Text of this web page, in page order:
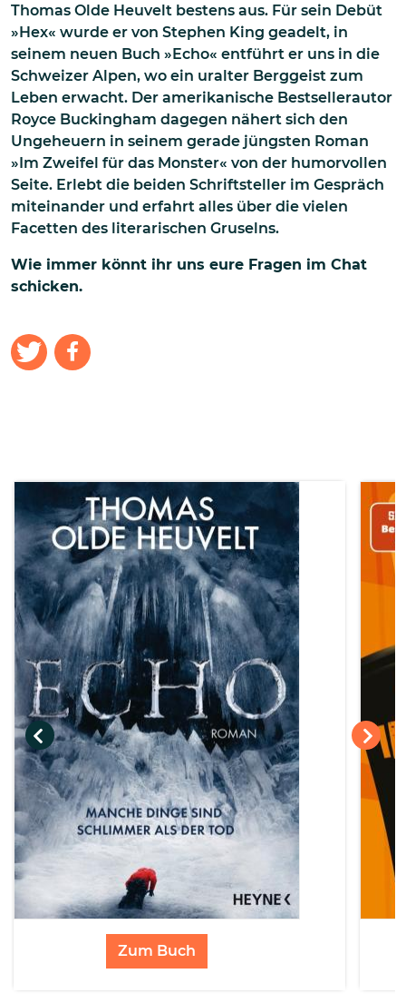
Thomas Olde Heuvelt bestens aus. Für sein Debüt
»Hex« wurde er von Stephen King geadelt, in
seinem neuen Buch »Echo« entführt er uns in die
Schweizer Alpen, wo ein uralter Berggeist zum
Leben erwacht. Der amerikanische Bestsellerautor
Royce Buckingham dagegen nähert sich den
Ungeheuern in seinem gerade jüngsten Roman
»Im Zweifel für das Monster« von der humorvollen
Seite. Erlebt die beiden Schriftsteller im Gespräch
miteinander und erfahrt alles über die vielen
Facetten des literarischen Gruselns.
Wie immer könnt ihr uns eure Fragen im Chat
schicken.
Zum Buch